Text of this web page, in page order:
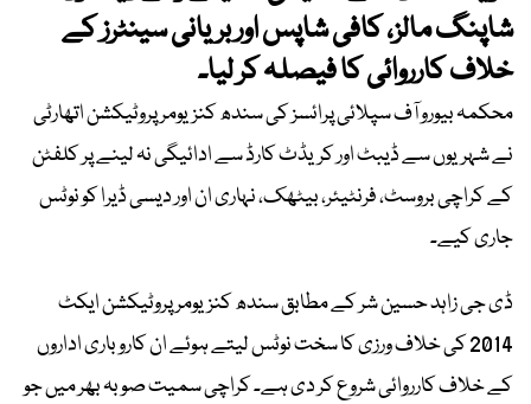
شاپنگ مالز، کافی شاپس اور بریانی سینٹرز کے
خلاف کارروائی کا فیصلہ کر لیا۔
محکمہ بیورو آف سپلائی پرائسز کی سندھ کنزیومر پروٹیکشن اتھارٹی
نے شہریوں سے ڈیبٹ اور کریڈٹ کارڈ سے ادائیگی نہ لینے پر کلفٹن
کے کراچی بروسٹ، فرنٹیئر، بیٹھک، نہاری ان اور دیسی ڈیرا کو نوٹس
جاری کیے۔
ڈی جی زاہد حسین شر کے مطابق سندھ کنزیومر پروٹیکشن ایکٹ
2014 کی خلاف ورزی کا سخت نوٹس لیتے ہوئے ان کاروباری اداروں
کے خلاف کارروائی شروع کر دی ہے۔ کراچی سمیت صوبہ بھر میں جو